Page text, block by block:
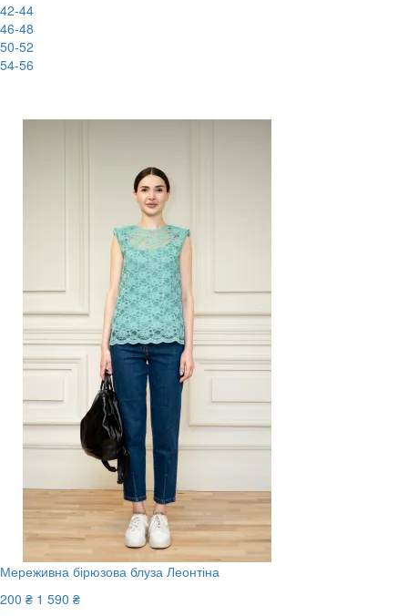
42-44
46-48
50-52
54-56
Мереживна бірюзова блуза Леонтіна
200 ₴ 1 590 ₴